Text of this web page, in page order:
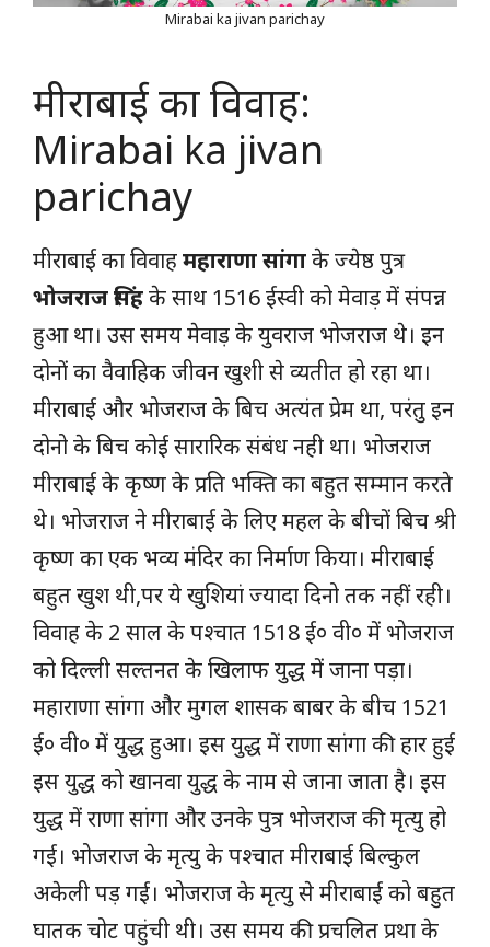
Mirabai ka jivan parichay
मीराबाई का विवाह:
Mirabai ka jivan
parichay
मीराबाई का विवाहमहाराणा सांगाके ज्येष्ठ पुत्र
भोजराज सिंहके साथ 1516 ईस्वी को मेवाड़ में संपन्न
हुआ था। उस समय मेवाड़ के युवराज भोजराज थे। इन
दोनों का वैवाहिक जीवन खुशी से व्यतीत हो रहा था।
मीराबाई और भोजराज के बिच अत्यंत प्रेम था, परंतु इन
दोनो के बिच कोई सारारिक संबंध नही था। भोजराज
मीराबाई के कृष्ण के प्रति भक्ति का बहुत सम्मान करते
थे। भोजराज ने मीराबाई के लिए महल के बीचों बिच श्री
कृष्ण का एक भव्य मंदिर का निर्माण किया। मीराबाई
बहुत खुश थी,पर ये खुशियां ज्यादा दिनो तक नहीं रही।
विवाह के 2 साल के पश्चात 1518 ई० वी० में भोजराज
को दिल्ली सल्तनत के खिलाफ युद्ध में जाना पड़ा।
महाराणा सांगा और मुगल शासक बाबर के बीच 1521
ई० वी० में युद्ध हुआ। इस युद्ध में राणा सांगा की हार हुई
इस युद्ध को खानवा युद्ध के नाम से जाना जाता है। इस
युद्ध में राणा सांगा और उनके पुत्र भोजराज की मृत्यु हो
गई। भोजराज के मृत्यु के पश्चात मीराबाई बिल्कुल
अकेली पड़ गई। भोजराज के मृत्यु से मीराबाई को बहुत
घातक चोट पहुंची थी। उस समय की प्रचलित प्रथा के